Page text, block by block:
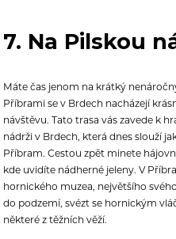
7. Na Pilskou
Máte čas jenom na krátký
Příbrami se v Brdech nacházejí
návštěvu. Tato trasa vás zavede k
nádrži v Brdech, která dnes slouží
Příbram. Cestou zpět minete
kde uvidíte nádherné jeleny. V
hornického muzea, největšího
do podzemí, svézt se hornickým
některé z těžních věží.